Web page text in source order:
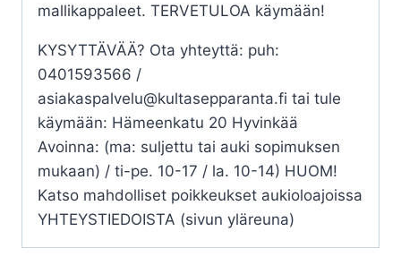
mallikappaleet. TERVETULOA käymään!
KYSYTTÄVÄÄ? Ota yhteyttä: puh:
0401593566 /
asiakaspalvelu@kultasepparanta.fi tai tule
käymään: Hämeenkatu 20 Hyvinkää
Avoinna: (ma: suljettu tai auki sopimuksen
mukaan) / ti-pe. 10-17 / la. 10-14) HUOM!
Katso mahdolliset poikkeukset aukioloajoissa
YHTEYSTIEDOISTA (sivun yläreuna)